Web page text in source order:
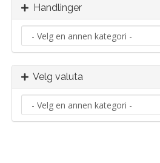
Handlinger
Velg valuta